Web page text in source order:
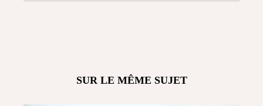
SUR LE MÊME SUJET